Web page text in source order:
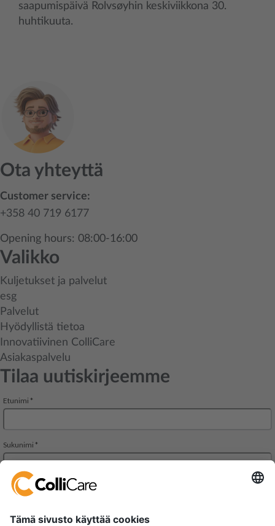
saapumispäivä Rolvsøyhin keskiviikkona 30.
huhtikuuta.
Ota yhteyttä
Customer service:
+358 40 719 6177
Opening hours: 08:00-16:00
Valikko
Kuljetukset ja palvelut
esg
Palvelut
Hyödyllistä tietoa
Innovatiivinen ColliCare
Asiakaspalvelu
Tilaa uutiskirjeemme